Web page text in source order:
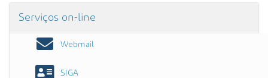
Serviços on-line
Webmail
SIGA